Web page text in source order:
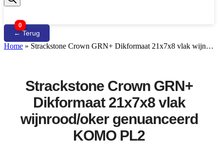
0
← Terug
Home » Strackstone Crown GRN+ Dikformaat 21x7x8 vlak wijn…
Strackstone Crown GRN+
Dikformaat 21x7x8 vlak
wijnrood/oker genuanceerd
KOMO PL2